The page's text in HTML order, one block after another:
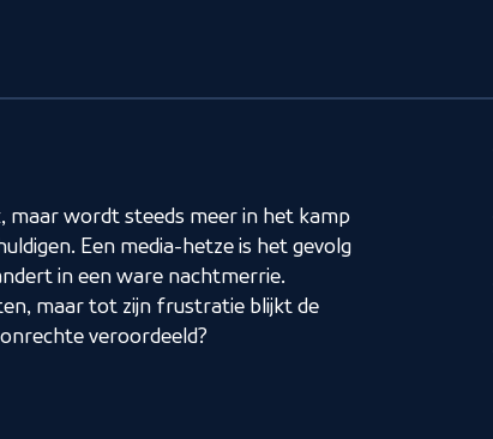
maar wordt steeds meer in het kamp
Een media-hetze is het gevolg
in een ware nachtmerrie.
maar tot zijn frustratie blijkt de
veroordeeld?